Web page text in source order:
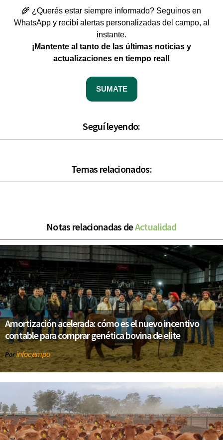
🌾 ¿Querés estar siempre informado? Seguinos en
WhatsApp y recibí alertas personalizadas del campo, al
instante.
¡Mantente al tanto de las últimas noticias y
actualizaciones en tiempo real!
SUMATE
Seguí leyendo:
Temas relacionados:
Notas relacionadas deActualidad
Amortización acelerada: cómo es el nuevo incentivo
contable para comprar genética bovina de elite
Porinfocampo